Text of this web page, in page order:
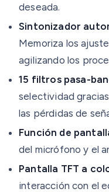
deseada.
Sintonizador
Memoriza los
agilizando los
15 filtros pasa-
selectividad
las pérdidas de
Función de
del micrófono y el
Pantalla TFT a
interacción con el